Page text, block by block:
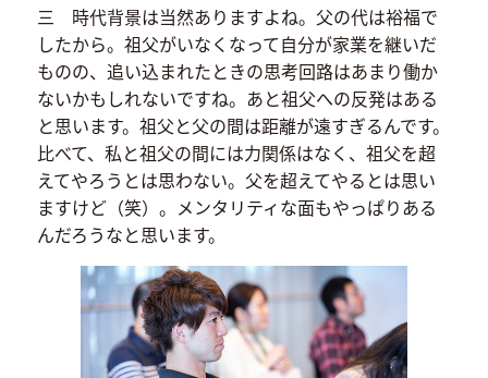
三 時代背景は当然ありますよね。父の代は裕福で
したから。祖父がいなくなって自分が家業を継いだ
ものの、追い込まれたときの思考回路はあまり働か
ないかもしれないですね。あと祖父への反発はある
と思います。祖父と父の間は距離が遠すぎるんです。
比べて、私と祖父の間には力関係はなく、祖父を超
えてやろうとは思わない。父を超えてやるとは思い
ますけど（笑）。メンタリティな面もやっぱりある
んだろうなと思います。